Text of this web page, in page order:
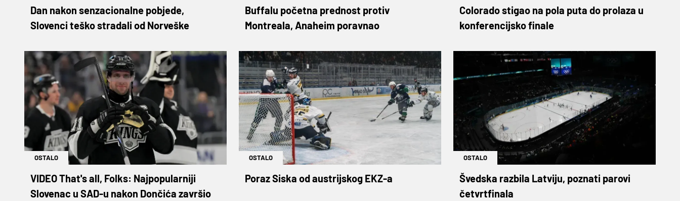
Dan nakon senzacionalne pobjede,
Slovenci teško stradali od Norveške
Buffalu početna prednost protiv
Montreala, Anaheim poravnao
Colorado stigao na pola puta do prolaza u
konferencijsko finale
OSTALO
VIDEO That's all, Folks: Najpopularniji
Slovenac u SAD-u nakon Dončića završio
OSTALO
Poraz Siska od austrijskog EKZ-a
OSTALO
Švedska razbila Latviju, poznati parovi
četvrtfinala